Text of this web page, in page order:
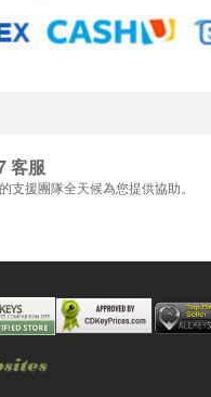
客服
支援團隊全天候為您提供協助。